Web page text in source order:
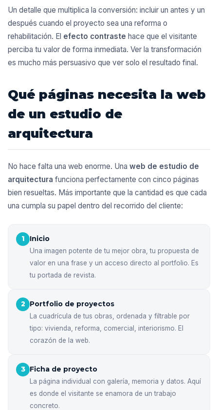
Un detalle que multiplica la conversión: incluir un antes y un
después cuando el proyecto sea una reforma o
rehabilitación. El efecto contraste hace que el visitante
perciba tu valor de forma inmediata. Ver la transformación
es mucho más persuasivo que ver solo el resultado final.
Qué páginas necesita la web
de un estudio de
arquitectura
No hace falta una web enorme. Una web de estudio de
arquitectura funciona perfectamente con cinco páginas
bien resueltas. Más importante que la cantidad es que cada
una cumpla su papel dentro del recorrido del cliente:
1 Inicio
Una imagen potente de tu mejor obra, tu propuesta de
valor en una frase y un acceso directo al portfolio. Es
tu portada de revista.
2 Portfolio de proyectos
La cuadrícula de tus obras, ordenada y filtrable por
tipo: vivienda, reforma, comercial, interiorismo. El
corazón de la web.
3 Ficha de proyecto
La página individual con galería, memoria y datos. Aquí
es donde el visitante se enamora de un trabajo
concreto.